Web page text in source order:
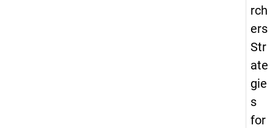
rch
ers
Str
ate
gie
s
for